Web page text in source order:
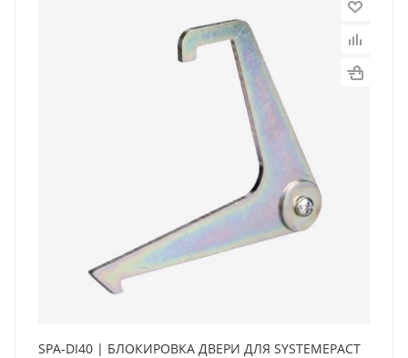
SPA-DI40 | БЛОКИРОВКА ДВЕРИ ДЛЯ SYSTEMEPACT